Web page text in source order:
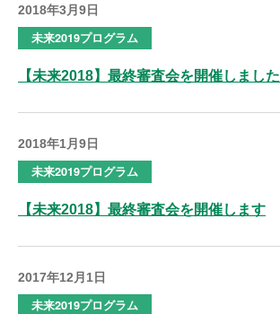
2018年3月9日
未来2019プログラム
【未来2018】最終審査会を開催しました
2018年1月9日
未来2019プログラム
【未来2018】最終審査会を開催します
2017年12月1日
未来2019プログラム